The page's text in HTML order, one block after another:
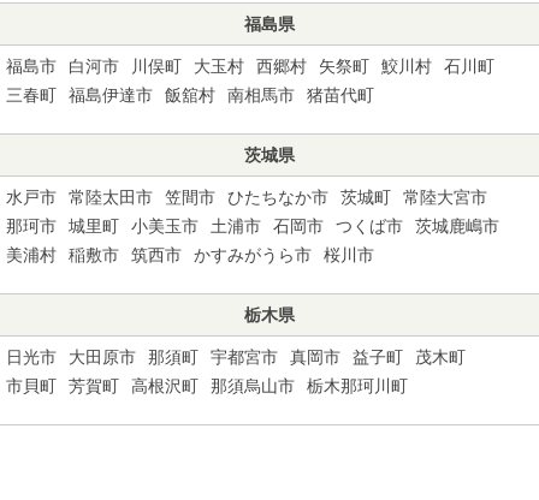
福島県
福島市 白河市 川俣町 大玉村 西郷村 矢祭町 鮫川村
石川町
三春町
福島伊達市 飯舘村 南相馬市 猪苗代町
茨城県
水戸市 常陸太田市 笠間市 ひたちなか市 茨城町
常陸大宮市
那珂市
城里町 小美玉市 土浦市 石岡市 つくば市
茨城鹿嶋市
美浦村
稲敷市 筑西市 かすみがうら市 桜川市
栃木県
日光市 大田原市 那須町 宇都宮市 真岡市 益子町
茂木町
市貝町
芳賀町 高根沢町 那須烏山市 栃木那珂川町